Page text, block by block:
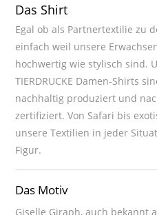
Das Shirt
Egal ob als Partnertextilie zu
einfach weil unsere
hochwertig wie stylisch sind.
TIERDRUCKE Damen-Shirts
nachhaltig produziert und
zertifiziert. Von Safari bis
unsere Textilien in jeder
Figur.
Das Motiv
Giselle Giraph, auch bekannt